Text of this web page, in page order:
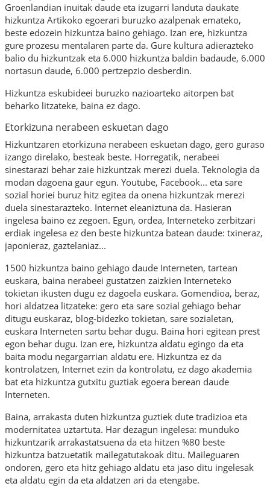
Groenlandian inuitak daude eta izugarri landuta daukate
hizkuntza Artikoko egoerari buruzko azalpenak emateko,
beste edozein hizkuntza baino gehiago. Izan ere, hizkuntza
gure prozesu mentalaren parte da. Gure kultura adierazteko
balio du hizkuntzak eta 6.000 hizkuntza baldin badaude, 6.000
nortasun daude, 6.000 pertzepzio desberdin.
Hizkuntza eskubideei buruzko nazioarteko aitorpen bat
beharko litzateke, baina ez dago.
Etorkizuna nerabeen eskuetan dago
Hizkuntzaren etorkizuna nerabeen eskuetan dago, gero guraso
izango direlako, besteak beste. Horregatik, nerabeei
sinestarazi behar zaie hizkuntzak merezi duela. Teknologia da
modan dagoena gaur egun. Youtube, Facebook... eta sare
sozial horiei buruz hitz egitea da onena hizkuntzak merezi
duela sinestarazteko. Internet eleaniztuna da. Hasieran
ingelesa baino ez zegoen. Egun, ordea, Interneteko zerbitzari
erdiak ingelesa ez den beste hizkuntza batean daude: txineraz,
japonieraz, gaztelaniaz...
1500 hizkuntza baino gehiago daude Interneten, tartean
euskara, baina nerabeei gustatzen zaizkien Interneteko
tokietan ikusten dugu ez dagoela euskara. Gomendioa, beraz,
hori aldatzea litzateke: gero eta sare sozial gehiago behar
ditugu euskaraz, blog-bidezko tokietan, sare sozialetan,
euskara Interneten sartu behar dugu. Baina hori egitean prest
egon behar dugu. Izan ere, hizkuntza aldatu egingo da eta
baita modu negargarrian aldatu ere. Hizkuntza ez da
kontrolatzen, Internet ezin da kontrolatu, ez dago akademia
bat eta hizkuntza gutxitu guztiak egoera berean daude
Interneten.
Baina, arrakasta duten hizkuntza guztiek dute tradizioa eta
modernitatea uztartuta. Har dezagun ingelesa: munduko
hizkuntzarik arrakastatsuena da eta hitzen %80 beste
hizkuntza batzuetatik mailegatutakoak ditu. Maileguaren
ondoren, gero eta hitz gehiago aldatu eta jaso ditu ingelesak
eta aldatu egin da eta aldatzen ari da etengabe.